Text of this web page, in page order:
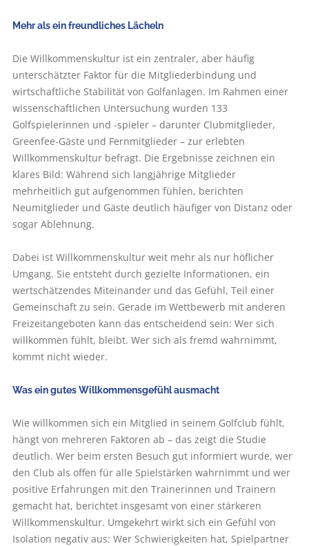
Mehr als ein freundliches Lächeln
Die Willkommenskultur ist ein zentraler, aber häufig
unterschätzter Faktor für die Mitgliederbindung und
wirtschaftliche Stabilität von Golfanlagen. Im Rahmen einer
wissenschaftlichen Untersuchung wurden 133
Golfspielerinnen und -spieler – darunter Clubmitglieder,
Greenfee-Gäste und Fernmitglieder – zur erlebten
Willkommenskultur befragt. Die Ergebnisse zeichnen ein
klares Bild: Während sich langjährige Mitglieder
mehrheitlich gut aufgenommen fühlen, berichten
Neumitglieder und Gäste deutlich häufiger von Distanz oder
sogar Ablehnung.
Dabei ist Willkommenskultur weit mehr als nur höflicher
Umgang. Sie entsteht durch gezielte Informationen, ein
wertschätzendes Miteinander und das Gefühl, Teil einer
Gemeinschaft zu sein. Gerade im Wettbewerb mit anderen
Freizeitangeboten kann das entscheidend sein: Wer sich
willkommen fühlt, bleibt. Wer sich als fremd wahrnimmt,
kommt nicht wieder.
Was ein gutes Willkommensgefühl ausmacht
Wie willkommen sich ein Mitglied in seinem Golfclub fühlt,
hängt von mehreren Faktoren ab – das zeigt die Studie
deutlich. Wer beim ersten Besuch gut informiert wurde, wer
den Club als offen für alle Spielstärken wahrnimmt und wer
positive Erfahrungen mit den Trainerinnen und Trainern
gemacht hat, berichtet insgesamt von einer stärkeren
Willkommenskultur. Umgekehrt wirkt sich ein Gefühl von
Isolation negativ aus: Wer Schwierigkeiten hat, Spielpartner